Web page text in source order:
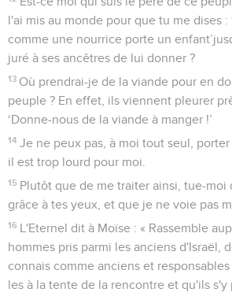
l'ai mis au monde pour que tu me dises :
comme une nourrice porte un
juré à ses ancêtres de lui donner ?
13 Où prendrai-je de la viande pour en
peuple ? En effet, ils viennent pleurer
‘Donne-nous de la viande à manger !’
14 Je ne peux pas, à moi tout seul,
il est trop lourd pour moi.
15 Plutôt que de me traiter ainsi, tue-moi
grâce à tes yeux, et que je ne voie pas
16 L'Eternel dit à Moïse : « Rassemble
hommes pris parmi les anciens d'Israël,
connais comme anciens et
les à la tente de la rencontre et qu'ils s'y